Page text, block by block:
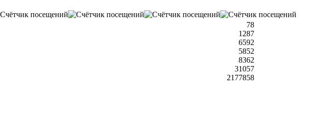
78
1287
6592
5852
8362
31057
2177858